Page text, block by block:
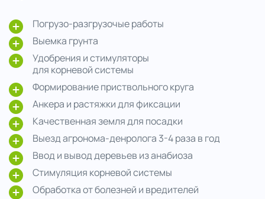
Погрузо-разгрузочые работы
Выемка грунта
Удобрения и стимуляторы
для корневой системы
Формирование приствольного круга
Анкера и растяжки для фиксации
Качественная земля для посадки
Выезд агронома-денролога 3-4 раза в год
Ввод и вывод деревьев из анабиоза
Стимуляция корневой системы
Обработка от болезней и вредителей